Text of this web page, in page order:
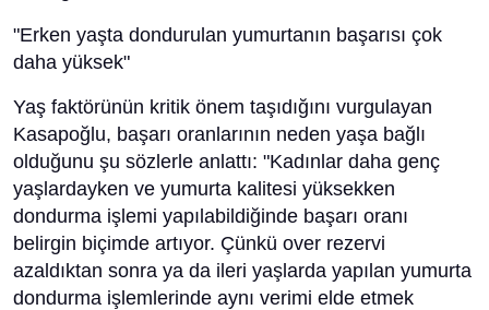
"Erken yaşta dondurulan yumurtanın başarısı çok
daha yüksek"
Yaş faktörünün kritik önem taşıdığını vurgulayan
Kasapoğlu, başarı oranlarının neden yaşa bağlı
olduğunu şu sözlerle anlattı: "Kadınlar daha genç
yaşlardayken ve yumurta kalitesi yüksekken
dondurma işlemi yapılabildiğinde başarı oranı
belirgin biçimde artıyor. Çünkü over rezervi
azaldıktan sonra ya da ileri yaşlarda yapılan yumurta
dondurma işlemlerinde aynı verimi elde etmek